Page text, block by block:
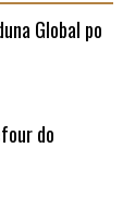
Global po
do